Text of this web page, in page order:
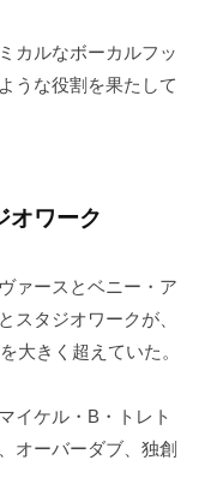
カルなボーカルフッ
うな役割を果たして
オワーク
ァースとベニー・ア
スタジオワークが、
大きく超えていた。
イケル・B・トレト
オーバーダブ、独創